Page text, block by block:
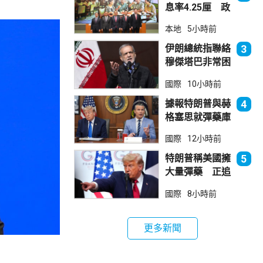
息率4.25厘 政
吸引力
本地 5小時前
伊朗總統指聯絡
穆傑塔巴非常困
製造分裂
3
國際 10小時前
據報特朗普與赫
格塞思就彈藥庫
4
國際 12小時前
特朗普稱美國擁
大量彈藥 正追
者」
5
國際 8小時前
更多新聞